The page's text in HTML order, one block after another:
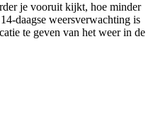
je vooruit kijkt, hoe minder
daagse weersverwachting is
te geven van het weer in de